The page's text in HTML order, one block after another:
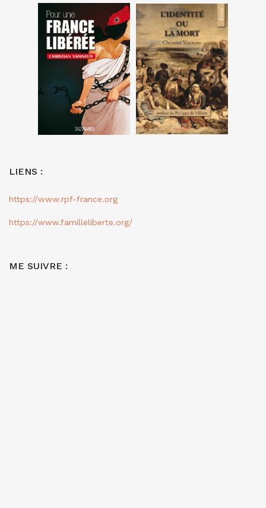
LIENS :
https://www.rpf-france.org
https://www.familleliberte.org/
ME SUIVRE :